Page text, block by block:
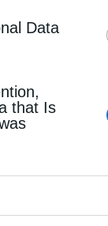
Data
that Is
αργού
των
τελευταίων
που ήταν